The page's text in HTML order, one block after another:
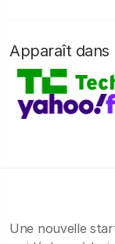
Apparaît dans
Une nouvelle